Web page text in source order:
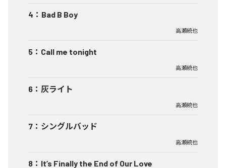
4 ： Bad B Boy
高瀬統也
5 ： Call me tonight
高瀬統也
6 ： 灰ライト
高瀬統也
7 ： シングルバッド
高瀬統也
8 ： It’s Finally the End of Our Love